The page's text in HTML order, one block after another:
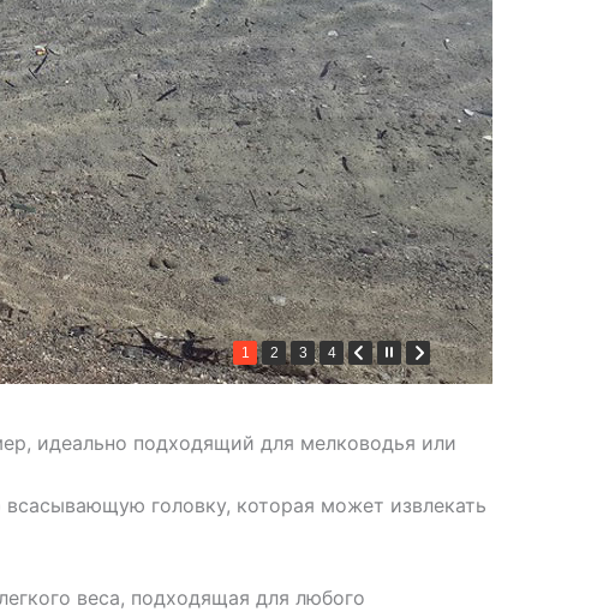
1 2 3 4
идеально подходящий для мелководья или
головку, которая может извлекать
веса, подходящая для любого